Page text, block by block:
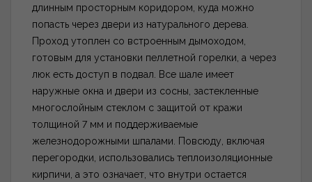
длинным просторным коридором, куда можно
попасть через двери из натурального дерева.
Проход утоплен со встроенным дымоходом,
готовым для установки пеллетной горелки, а через
люк есть доступ в подвал. Все шале имеет
наружные окна и двери из сосны, застекленные
многослойным стеклом с защитой от кражи
толщиной 7 мм и поддерживаемые
железнодорожными шпалами. Повсюду, включая
перегородки, использовались теплоизоляционные
кирпичи, а это означает, что внутри остается